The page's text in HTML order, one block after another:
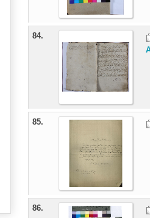
84.
85.
86.